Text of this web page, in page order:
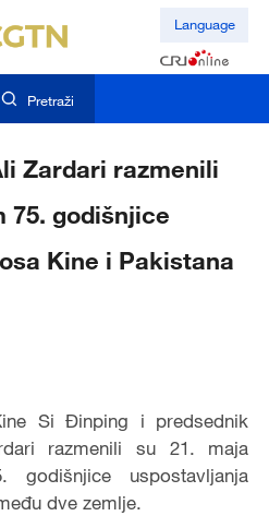
Language
Pretraži
Zardari razmenili
75. godišnjice
Kine i Pakistana
Si Đinping i predsednik
razmenili su 21. maja
godišnjice uspostavljanja
dve zemlje.